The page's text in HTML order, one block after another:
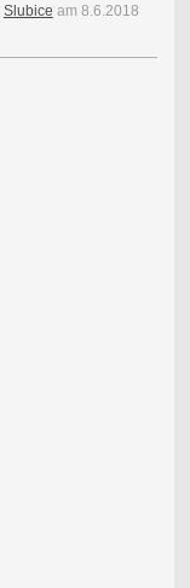
Slubice am 8.6.2018